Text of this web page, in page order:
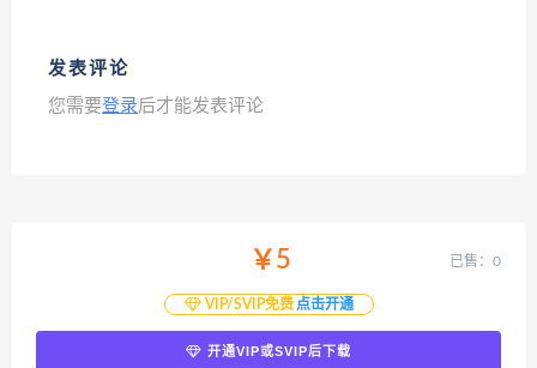
发表评论
您需要登录后才能发表评论
￥5
VIP/SVIP免费 点击开通
已售：0
开通VIP或SVIP后下载